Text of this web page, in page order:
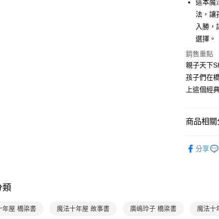
2.付款方
流程，驗
完成交易。
4.訂單成
消。如遇
【繳款方
1.分期款
醒簡訊。
2.透過簡
【注意事
款買賣價
【關於「
AFTEE
便利好安
１．簡單
２．便利
３．安心
【「
１．於結
／ATM／
先享後付
交易，需
ATM付款
運送方式
付款後全
每筆
每筆
每筆
這本魔
法，讓
入勝，
選擇。
銷售重點
親子天下
孩子們在
上這個經
商品相關
經典系列
分享
類
年屋 橋梁書 魔法十年屋 故事書 廣嶋玲子 橋梁書 魔法十